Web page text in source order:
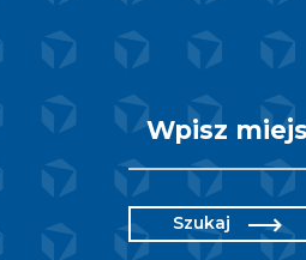
Szukaj